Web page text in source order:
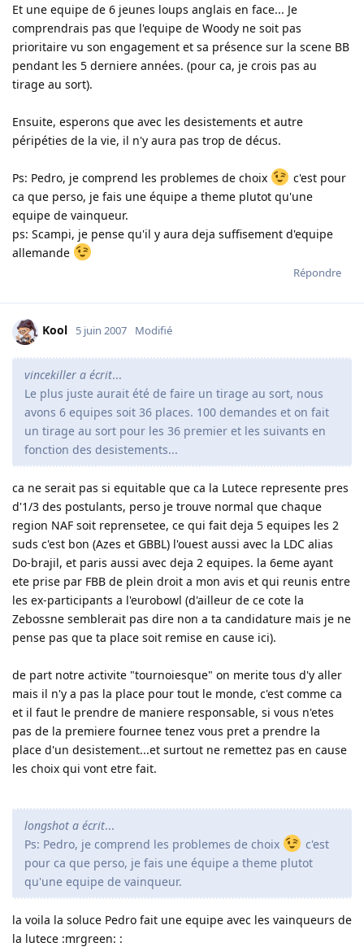
Et une equipe de 6 jeunes loups anglais en face... Je
comprendrais pas que l'equipe de Woody ne soit pas
prioritaire vu son engagement et sa présence sur la scene BB
pendant les 5 derniere années. (pour ca, je crois pas au
tirage au sort).
Ensuite, esperons que avec les desistements et autre
péripéties de la vie, il n'y aura pas trop de décus.
Ps: Pedro, je comprend les problemes de choix
c'est pour
ca que perso, je fais une équipe a theme plutot qu'une
equipe de vainqueur.
ps: Scampi, je pense qu'il y aura deja suffisement d'equipe
allemande
Répondre
Kool 5 juin 2007 Modifié
vincekiller a écrit...
Le plus juste aurait été de faire un tirage au sort, nous
avons 6 equipes soit 36 places. 100 demandes et on fait
un tirage au sort pour les 36 premier et les suivants en
fonction des desistements...
ca ne serait pas si equitable que ca la Lutece represente pres
d'1/3 des postulants, perso je trouve normal que chaque
region NAF soit reprensetee, ce qui fait deja 5 equipes les 2
suds c'est bon (Azes et GBBL) l'ouest aussi avec la LDC alias
Do-brajil, et paris aussi avec deja 2 equipes. la 6eme ayant
ete prise par FBB de plein droit a mon avis et qui reunis entre
les ex-participants a l'eurobowl (d'ailleur de ce cote la
Zebossne semblerait pas dire non a ta candidature mais je ne
pense pas que ta place soit remise en cause ici).
de part notre activite "tournoiesque" on merite tous d'y aller
mais il n'y a pas la place pour tout le monde, c'est comme ca
et il faut le prendre de maniere responsable, si vous n'etes
pas de la premiere fournee tenez vous pret a prendre la
place d'un desistement...et surtout ne remettez pas en cause
les choix qui vont etre fait.
longshot a écrit...
Ps: Pedro, je comprend les problemes de choix
c'est
pour ca que perso, je fais une équipe a theme plutot
qu'une equipe de vainqueur.
la voila la soluce Pedro fait une equipe avec les vainqueurs de
la lutece :mrgreen: :